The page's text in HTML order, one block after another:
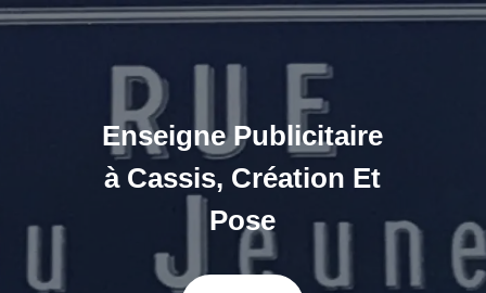
Enseigne Publicitaire
à Cassis, Création Et
Pose